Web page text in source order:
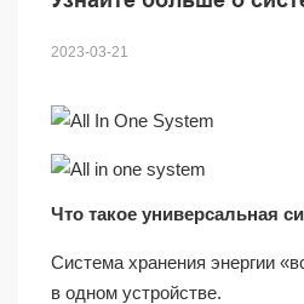
2023-03-21
Что такое универсальная
Система хранения энергии
в одном устройстве.